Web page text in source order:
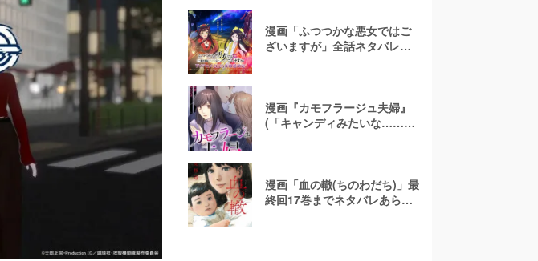
漫画「ふつつかな悪女ではご
ざいますが」全話ネタバレあ
漫画『カモフラージュ夫婦』
(「キャンディみたいな……」)
漫画「血の轍(ちのわだち)」最
終回17巻までネタバレあらす